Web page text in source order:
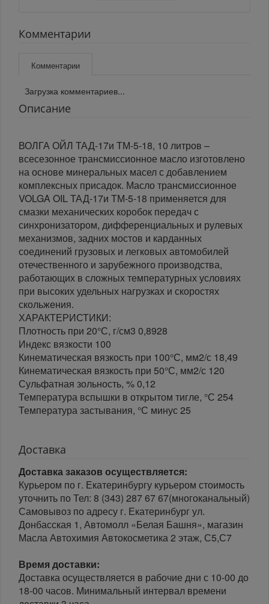
Комментарии
Комментарии
Загрузка комментариев...
Описание
ВОЛГА ОЙЛ ТАД-17и ТМ-5-18, 10 литров –
всесезонное трансмиссионное масло изготовлено
на основе минеральных масел с добавлением
комплексных присадок. Масло трансмиссионное
VOLGA OIL ТАД-17и ТМ-5-18 применяется для
смазки механических коробок передач с
синхронизатором, дифференциальных и рулевых
механизмов, задних мостов и карданных
соединений грузовых и легковых автомобилей
отечественного и зарубежного производства,
работающих в сложных температурных условиях
при высоких удельных нагрузках и скоростях
скольжения.
ХАРАКТЕРИСТИКИ:
Плотность при 20°С, г/см3 0,8928
Индекс вязкости 100
Кинематическая вязкость при 100°С, мм2/с 18,49
Кинематическая вязкость при 50°С, мм2/с 120
Сульфатная зольность, % 0,12
Температура вспышки в открытом тигле, °С 254
Температура застывания, °С минус 25
Доставка
Доставка заказов осуществляется:
Курьером по г. Екатеринбургу курьером стоимость
уточнить по Тел: 8 (343) 287 67 67(многоканальный)
Самовывоз по адресу г. Екатеринбург ул.
Донбасская 1, Автомолл «Белая Башня», магазин
Масла Автохимия Автокосметика 2 этаж, С5,С7
Время доставки:
Доставка осуществляется в рабочие дни с 10-00 до
18-00 часов. Минимальный интервал времени